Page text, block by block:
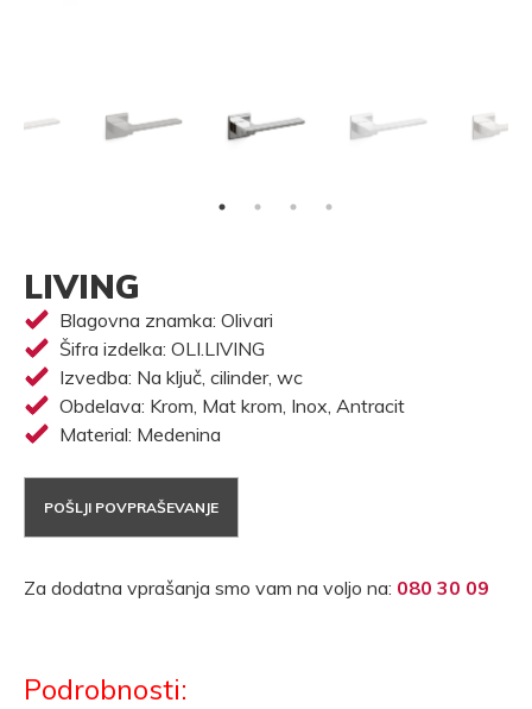
LIVING
Blagovna znamka: Olivari
Šifra izdelka: OLI.LIVING
Izvedba: Na ključ, cilinder, wc
Obdelava: Krom, Mat krom, Inox, Antracit
Material: Medenina
POŠLJI POVPRAŠEVANJE
Za dodatna vprašanja smo vam na voljo na: 080 30 09
Podrobnosti: